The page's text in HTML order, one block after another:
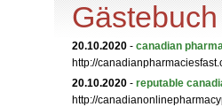
Gästebuch
20.10.2020 - canadian
http://
20.10.2020 - reputable
http://